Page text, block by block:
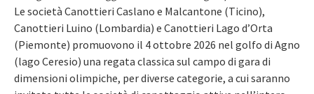
Le società Canottieri Caslano e Malcantone (Ticino),
Canottieri Luino (Lombardia) e Canottieri Lago d’Orta
(Piemonte) promuovono il 4 ottobre 2026 nel golfo di Agno
(lago Ceresio) una regata classica sul campo di gara di
dimensioni olimpiche, per diverse categorie, a cui saranno